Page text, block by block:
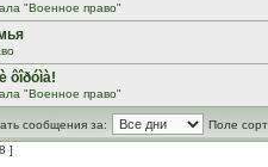
"Военное право"
ôîðóìà!
"Военное право"
сообщения за:
Поле
]